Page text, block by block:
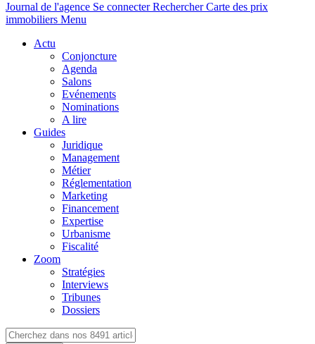
Journal de l'agence Se connecterRechercher Carte des prix
immobiliers Menu
Actu
Conjoncture
Agenda
Salons
Evénements
Nominations
A lire
Guides
Juridique
Management
Métier
Réglementation
Marketing
Financement
Expertise
Urbanisme
Fiscalité
Zoom
Stratégies
Interviews
Tribunes
Dossiers